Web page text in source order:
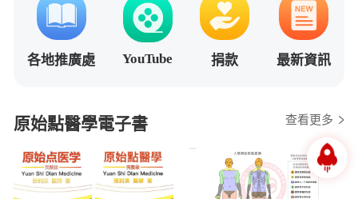
各地推廣處 YouTube 捐款 最新資訊
原始點醫學電子書 查看更多